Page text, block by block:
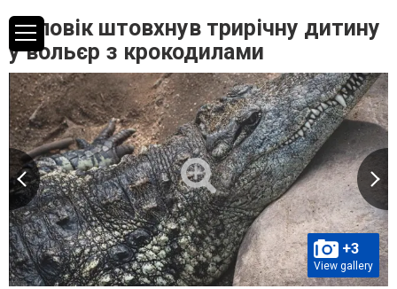
Чоловік штовхнув трирічну дитину
у вольєр з крокодилами
+3
View gallery